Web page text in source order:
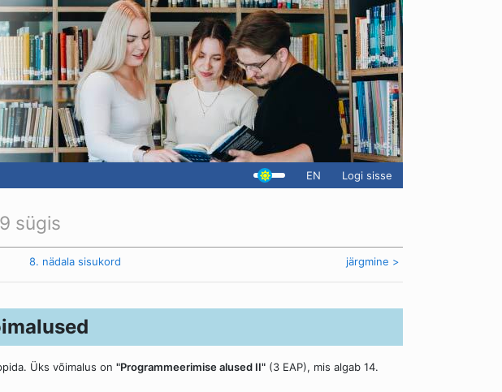
EN Logi sisse
sügis
8. nädala sisukord järgmine >
Üks võimalus on "Programmeerimise alused II" (3 EAP), mis algab 14.